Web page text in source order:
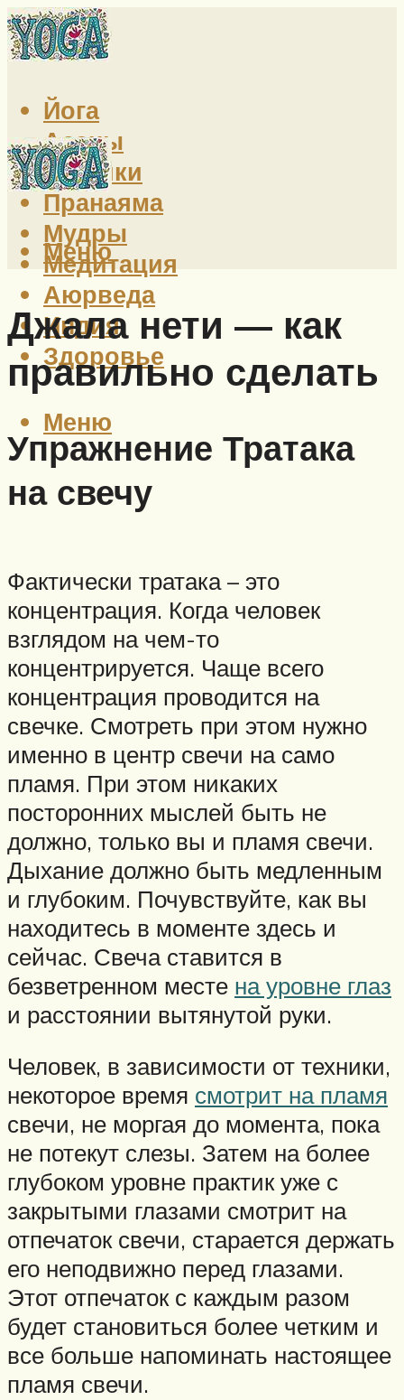
Йога
Асаны
Техники
Пранаяма
Мудры
Медитация
Аюрведа
Индия
Здоровье
Меню
Меню
Джала нети — как
правильно сделать
Упражнение Тратака
на свечу
Фактически тратака – это
концентрация. Когда человек
взглядом на чем-то
концентрируется. Чаще всего
концентрация проводится на
свечке. Смотреть при этом нужно
именно в центр свечи на само
пламя. При этом никаких
посторонних мыслей быть не
должно, только вы и пламя свечи.
Дыхание должно быть медленным
и глубоким. Почувствуйте, как вы
находитесь в моменте здесь и
сейчас. Свеча ставится в
безветренном месте на уровне глаз
и расстоянии вытянутой руки.
Человек, в зависимости от техники,
некоторое время смотрит на пламя
свечи, не моргая до момента, пока
не потекут слезы. Затем на более
глубоком уровне практик уже с
закрытыми глазами смотрит на
отпечаток свечи, старается держать
его неподвижно перед глазами.
Этот отпечаток с каждым разом
будет становиться более четким и
все больше напоминать настоящее
пламя свечи.